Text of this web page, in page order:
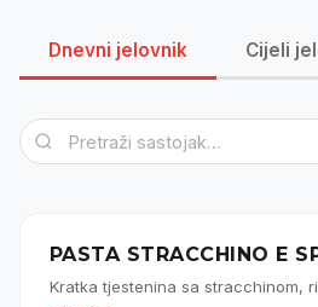
Dnevni jelovnik Cijeli
PASTA STRACCHINO E
Kratka tjestenina sa stracchinom,